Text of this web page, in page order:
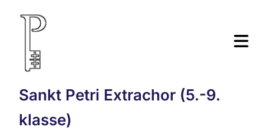
Sankt Petri Extrachor (5.-9.
klasse)